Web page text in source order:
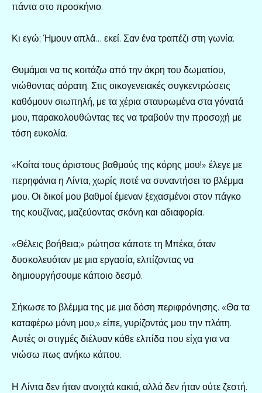
πάντα στο προσκήνιο.
Κι εγώ; Ήμουν απλά… εκεί. Σαν ένα τραπέζι στη γωνία.
Θυμάμαι να τις κοιτάζω από την άκρη του δωματίου,
νιώθοντας αόρατη. Στις οικογενειακές συγκεντρώσεις
καθόμουν σιωπηλή, με τα χέρια σταυρωμένα στα γόνατά
μου, παρακολουθώντας τες να τραβούν την προσοχή με
τόση ευκολία.
«Κοίτα τους άριστους βαθμούς της κόρης μου!» έλεγε με
περηφάνια η Λίντα, χωρίς ποτέ να συναντήσει το βλέμμα
μου. Οι δικοί μου βαθμοί έμεναν ξεχασμένοι στον πάγκο
της κουζίνας, μαζεύοντας σκόνη και αδιαφορία.
«Θέλεις βοήθεια;» ρώτησα κάποτε τη Μπέκα, όταν
δυσκολευόταν με μια εργασία, ελπίζοντας να
δημιουργήσουμε κάποιο δεσμό.
Σήκωσε το βλέμμα της με μια δόση περιφρόνησης. «Θα τα
καταφέρω μόνη μου,» είπε, γυρίζοντάς μου την πλάτη.
Αυτές οι στιγμές διέλυαν κάθε ελπίδα που είχα για να
νιώσω πως ανήκω κάπου.
Η Λίντα δεν ήταν ανοιχτά κακιά, αλλά δεν ήταν ούτε ζεστή.